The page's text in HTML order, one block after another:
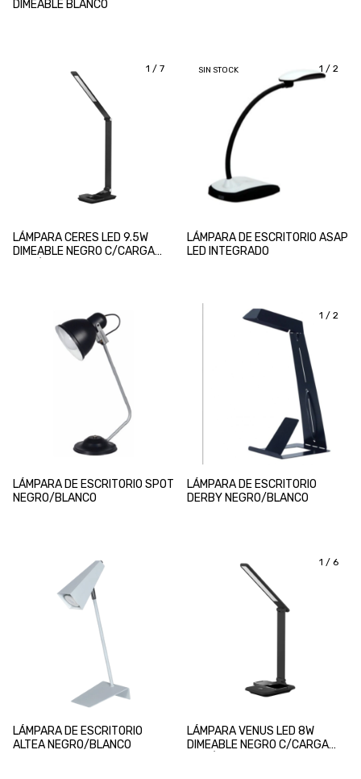
DIMEABLE BLANCO
1 / 7
LÁMPARA CERES LED 9.5W
DIMEABLE NEGRO C/CARGA
1 / 2
SIN STOCK
LÁMPARA DE ESCRITORIO ASAP
LED INTEGRADO
LÁMPARA DE ESCRITORIO SPOT
NEGRO/BLANCO
1 / 2
LÁMPARA DE ESCRITORIO
DERBY NEGRO/BLANCO
LÁMPARA DE ESCRITORIO
ALTEA NEGRO/BLANCO
1 / 6
LÁMPARA VENUS LED 8W
DIMEABLE NEGRO C/CARGA